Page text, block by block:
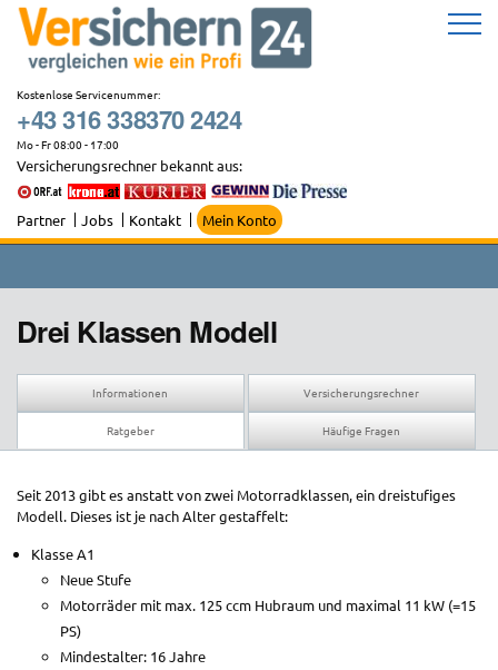
Zum
Inhalt
springen
Kostenlose Servicenummer:
+43 316 338370 2424
Mo - Fr 08:00 - 17:00
Versicherungsrechner bekannt aus:
Partner Jobs Kontakt Mein Konto
Drei Klassen Modell
Informationen Versicherungsrechner
Ratgeber Häufige Fragen
Seit 2013 gibt es anstatt von zwei Motorradklassen, ein dreistufiges
Modell. Dieses ist je nach Alter gestaffelt:
Klasse A1
Neue Stufe
Motorräder mit max. 125 ccm Hubraum und maximal 11 kW (=15
PS)
Mindestalter: 16 Jahre